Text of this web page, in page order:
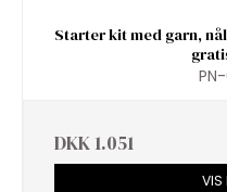
Starter kit med garn,
DKK 1.051
VIS